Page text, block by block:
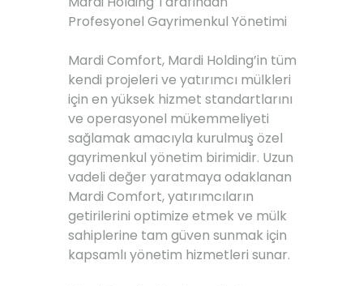
Profesyonel Gayrimenkul Yönetimi
Mardi Comfort, Mardi Holding’in tüm
kendi projeleri ve yatırımcı mülkleri
için en yüksek hizmet standartlarını
ve operasyonel mükemmeliyeti
sağlamak amacıyla kurulmuş özel
gayrimenkul yönetim birimidir. Uzun
vadeli değer yaratmaya odaklanan
Mardi Comfort, yatırımcıların
getirilerini optimize etmek ve mülk
sahiplerine tam güven sunmak için
kapsamlı yönetim hizmetleri sunar.